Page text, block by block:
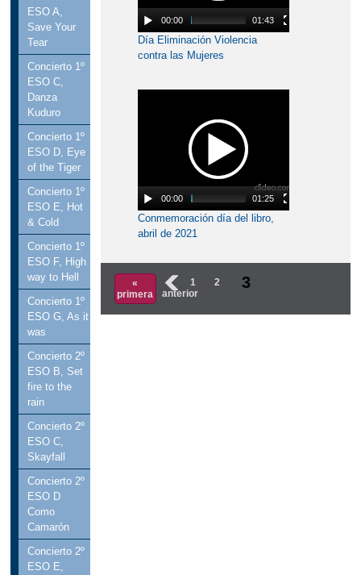
ESO A,
Save Your
Tear
Concierto 1º
ESO C,
Danza
Kuduro
Concierto 1º
ESO D, Eye
of the Tiger
Concierto 1º
ESO E, Hot
& Cold
Concierto 1º
ESO F, High
way to Hell
Concierto 1º
ESO G, As it
was
Concierto 2º
ESO B, Set
fire to the
rain
Concierto 2º
ESO C,
Skayfall
Concierto 2º
ESO D
Como
Camarón
Concierto 2º
ESO E,
00:00 01:43
Día Eliminación Violencia
contra las Mujeres
00:00 01:25
Conmemoración día del libro,
abril de 2021
«
primera
‹
anterior
1 2 3